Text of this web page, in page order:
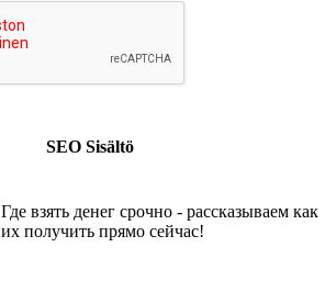
SEO Sisältö
Где взять денег срочно - рассказываем как
их получить прямо сейчас!